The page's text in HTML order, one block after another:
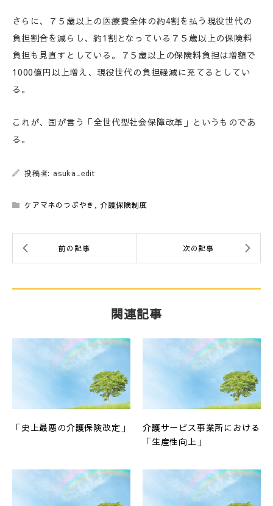
さらに、７５歳以上の医療費全体の約4割を払う現役世代の
負担割合を減らし、約1割となっている７５歳以上の保険料
負担も見直すとしている。７５歳以上の保険料負担は増額で
1000億円以上増え、現役世代の負担軽減に充てるとしてい
る。
これが、国が言う「全世代型社会保障改革」というものであ
る。
投稿者: asuka_edit
ケアマネのつぶやき , 介護保険制度
関連記事
「史上最悪の介護保険改定」
介護サービス事業所における
「生産性向上」